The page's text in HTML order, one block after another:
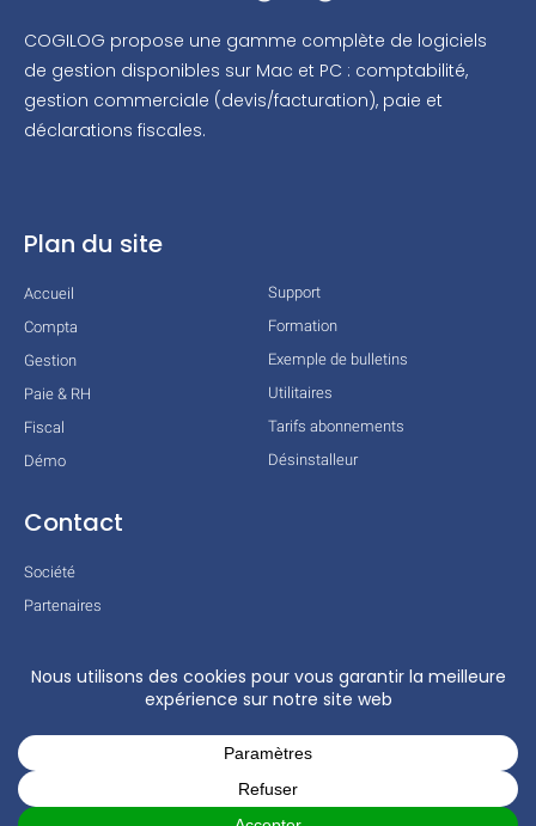
COGILOG propose une gamme complète de logiciels
de gestion disponibles sur Mac et PC : comptabilité,
gestion commerciale (devis/facturation), paie et
déclarations fiscales.
Plan du site
Accueil
Compta
Gestion
Paie & RH
Fiscal
Démo
Support
Formation
Exemple de bulletins
Utilitaires
Tarifs abonnements
Désinstalleur
Contact
Société
Partenaires
Mentions légales
Conditions générales
Actualités
COPYRIGHT © 2026 TOUS DROITS RÉSERVÉS – COGILOG – 3 RUE DES